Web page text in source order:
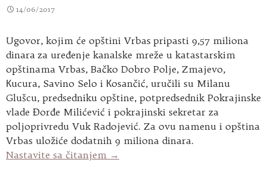
14/06/2017
Ugovor, kojim će opštini Vrbas pripasti 9,57 miliona
dinara za uređenje kanalske mreže u katastarskim
opštinama Vrbas, Bačko Dobro Polje, Zmajevo,
Кucura, Savino Selo i Кosančić, uručili su Milanu
Glušcu, predsedniku opštine, potpredsednik Pokrajinske
vlade Đorđe Milićević i pokrajinski sekretar za
poljoprivredu Vuk Radojević. Za ovu namenu i opština
Vrbas uložiće dodatnih 9 miliona dinara.
Nastavite sa čitanjem Opštini Vrbas odobrena sredstva
→